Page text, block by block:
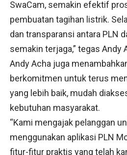
SwaCam, semakin efektif
pembuatan tagihan listrik.
dan transparansi antara PLN
semakin terjaga,” tegas Andy
Andy Acha juga
berkomitmen untuk terus
yang lebih baik, mudah
kebutuhan masyarakat.
“Kami mengajak pelanggan
menggunakan aplikasi PLN
fitur-fitur praktis yang telah